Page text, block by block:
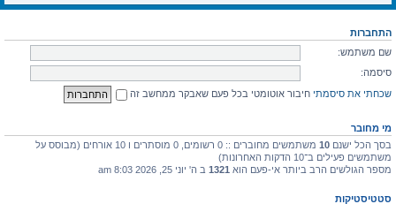
התחברות
שם משתמש:
סיסמה:
שכחתי את סיסמתי חיבור אוטומטי בכל פעם שאבקר ממחשב זה
מי מחובר
בסך הכל ישנם 10
משתמשים מחוברים :: 0 רשומים, 0 מוסתרים ו 10 אורחים (מבוסס על
משתמשים פעילים ב־10 הדקות האחרונות)
מספר הגולשים הרב ביותר אי-פעם הוא 1321 ב ה' יוני 25, 2026 8:03 am
סטטיסטיקות